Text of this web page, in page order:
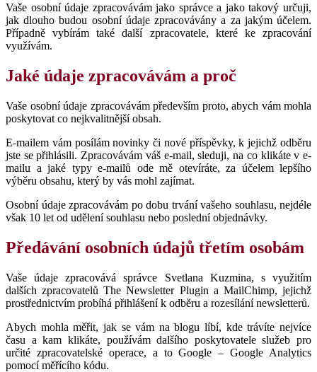
Vaše osobní údaje zpracovávám jako správce a jako takový určuji,
jak dlouho budou osobní údaje zpracovávány a za jakým účelem.
Případně vybírám také další zpracovatele, které ke zpracování
využívám.
Jaké údaje zpracovávám a proč
Vaše osobní údaje zpracovávám především proto, abych vám mohla
poskytovat co nejkvalitnější obsah.
E-mailem vám posílám novinky či nové příspěvky, k jejichž odběru
jste se přihlásili. Zpracovávám váš e-mail, sleduji, na co klikáte v e-
mailu a jaké typy e-mailů ode mě otevíráte, za účelem lepšího
výběru obsahu, který by vás mohl zajímat.
Osobní údaje zpracovávám po dobu trvání vašeho souhlasu, nejdéle
však 10 let od udělení souhlasu nebo poslední objednávky.
Předávání osobních údajů třetím osobám
Vaše údaje zpracovává správce Svetlana Kuzmina, s využitím
dalších zpracovatelů The Newsletter Plugin a MailChimp, jejichž
prostřednictvím probíhá přihlášení k odběru a rozesílání newsletterů.
Abych mohla měřit, jak se vám na blogu líbí, kde trávíte nejvíce
času a kam klikáte, používám dalšího poskytovatele služeb pro
určité zpracovatelské operace, a to Google – Google Analytics
pomocí měřícího kódu.